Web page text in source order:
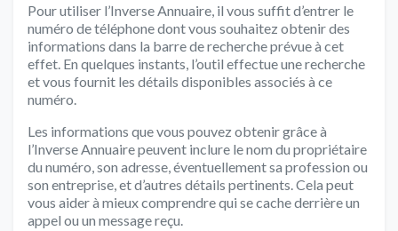
Pour utiliser l’Inverse Annuaire, il vous suffit d’entrer le
numéro de téléphone dont vous souhaitez obtenir des
informations dans la barre de recherche prévue à cet
effet. En quelques instants, l’outil effectue une recherche
et vous fournit les détails disponibles associés à ce
numéro.
Les informations que vous pouvez obtenir grâce à
l’Inverse Annuaire peuvent inclure le nom du propriétaire
du numéro, son adresse, éventuellement sa profession ou
son entreprise, et d’autres détails pertinents. Cela peut
vous aider à mieux comprendre qui se cache derrière un
appel ou un message reçu.